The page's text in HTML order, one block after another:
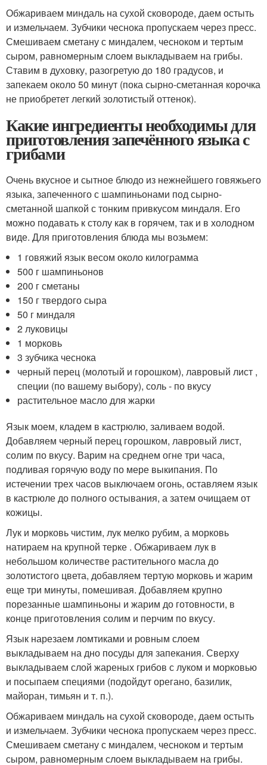
Обжариваем миндаль на сухой сковороде, даем остыть
и измельчаем. Зубчики чеснока пропускаем через пресс.
Смешиваем сметану с миндалем, чесноком и тертым
сыром, равномерным слоем выкладываем на грибы.
Ставим в духовку, разогретую до 180 градусов, и
запекаем около 50 минут (пока сырно-сметанная корочка
не приобретет легкий золотистый оттенок).
Какие ингредиенты необходимы для
приготовления запечённого языка с
грибами
Очень вкусное и сытное блюдо из нежнейшего говяжьего
языка, запеченного с шампиньонами под сырно-
сметанной шапкой с тонким привкусом миндаля. Его
можно подавать к столу как в горячем, так и в холодном
виде. Для приготовления блюда мы возьмем:
1 говяжий язык весом около килограмма
500 г шампиньонов
200 г сметаны
150 г твердого сыра
50 г миндаля
2 луковицы
1 морковь
3 зубчика чеснока
черный перец (молотый и горошком), лавровый лист ,
специи (по вашему выбору), соль - по вкусу
растительное масло для жарки
Язык моем, кладем в кастрюлю, заливаем водой.
Добавляем черный перец горошком, лавровый лист,
солим по вкусу. Варим на среднем огне три часа,
подливая горячую воду по мере выкипания. По
истечении трех часов выключаем огонь, оставляем язык
в кастрюле до полного остывания, а затем очищаем от
кожицы.
Лук и морковь чистим, лук мелко рубим, а морковь
натираем на крупной терке . Обжариваем лук в
небольшом количестве растительного масла до
золотистого цвета, добавляем тертую морковь и жарим
еще три минуты, помешивая. Добавляем крупно
порезанные шампиньоны и жарим до готовности, в
конце приготовления солим и перчим по вкусу.
Язык нарезаем ломтиками и ровным слоем
выкладываем на дно посуды для запекания. Сверху
выкладываем слой жареных грибов с луком и морковью
и посыпаем специями (подойдут орегано, базилик,
майоран, тимьян и т. п.).
Обжариваем миндаль на сухой сковороде, даем остыть
и измельчаем. Зубчики чеснока пропускаем через пресс.
Смешиваем сметану с миндалем, чесноком и тертым
сыром, равномерным слоем выкладываем на грибы.